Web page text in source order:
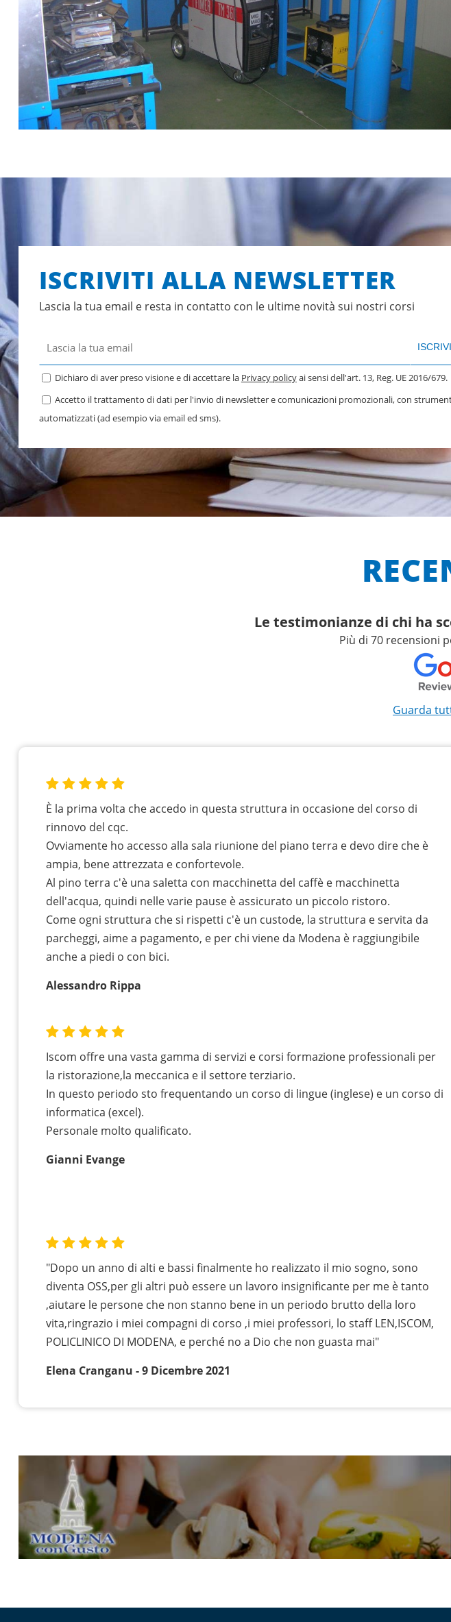
ISCRIVITI ALLA NEWSLETTER
Lascia la tua email e resta in contatto con le ultime novità sui nostri corsi
Dichiaro di aver preso visione e di accettare la Privacy policyai sensi dell'art. 13, Reg. UE 2016/679.
Accetto il trattamento di dati per l'invio di newsletter e comunicazioni promozionali, con
automatizzati (ad esempio via email ed sms).
Le testimonianze di chi ha
Più di 70 recensioni
Guarda
È la prima volta che accedo in questa struttura in occasione del corso di
rinnovo del cqc.
Ovviamente ho accesso alla sala riunione del piano terra e devo dire che è
ampia, bene attrezzata e confortevole.
Al pino terra c'è una saletta con macchinetta del caffè e macchinetta
dell'acqua, quindi nelle varie pause è assicurato un piccolo ristoro.
Come ogni struttura che si rispetti c'è un custode, la struttura e servita da
parcheggi, aime a pagamento, e per chi viene da Modena è raggiungibile
anche a piedi o con bici.
Alessandro Rippa
Iscom offre una vasta gamma di servizi e corsi formazione professionali per
la ristorazione,la meccanica e il settore terziario.
In questo periodo sto frequentando un corso di lingue (inglese) e un corso di
informatica (excel).
Personale molto qualificato.
Gianni Evange
"Dopo un anno di alti e bassi finalmente ho realizzato il mio sogno, sono
diventa OSS,per gli altri può essere un lavoro insignificante per me è tanto
,aiutare le persone che non stanno bene in un periodo brutto della loro
vita,ringrazio i miei compagni di corso ,i miei professori, lo staff LEN,ISCOM,
POLICLINICO DI MODENA, e perché no a Dio che non guasta mai"
Elena Cranganu - 9 Dicembre 2021